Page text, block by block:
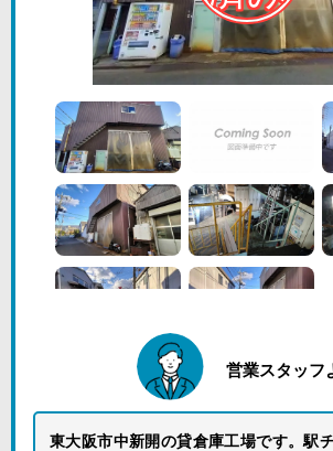
営業スタッフ
東大阪市中新開の貸倉庫工場です。駅